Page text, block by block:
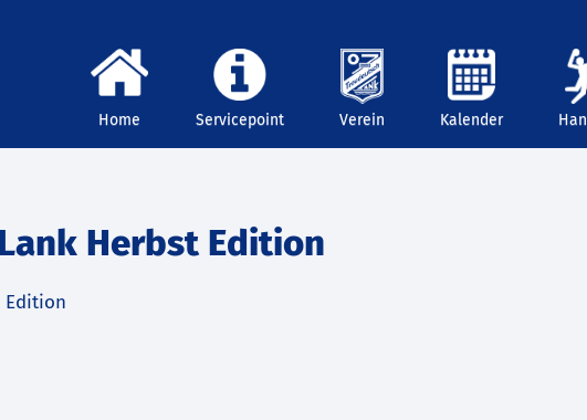
Home Servicepoint Verein Kalender
Herbst Edition
Edition